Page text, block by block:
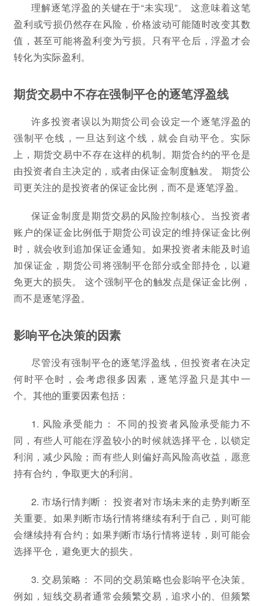
理解逐笔浮盈的关键在于“未实现”。 这意味着这笔
盈利或亏损仍然存在风险，价格波动可能随时改变其数
值，甚至可能将盈利变为亏损。只有平仓后，浮盈才会
转化为实际盈利。
期货交易中不存在强制平仓的逐笔浮盈线
许多投资者误以为期货公司会设定一个逐笔浮盈的
强制平仓线，一旦达到这个线，就会自动平仓。实际
上，期货交易中不存在这样的机制。期货合约的平仓是
由投资者自主决定的，或者由保证金制度触发。 期货公
司更关注的是投资者的保证金比例，而不是逐笔浮盈。
保证金制度是期货交易的风险控制核心。当投资者
账户的保证金比例低于期货公司设定的维持保证金比例
时，就会收到追加保证金通知。如果投资者未能及时追
加保证金，期货公司将强制平仓部分或全部持仓，以避
免更大的损失。 这个强制平仓的触发点是保证金比例，
而不是逐笔浮盈。
影响平仓决策的因素
尽管没有强制平仓的逐笔浮盈线，但投资者在决定
何时平仓时，会考虑很多因素，逐笔浮盈只是其中一
个。其他的重要因素包括：
1. 风险承受能力： 不同的投资者风险承受能力不
同，有些人可能在浮盈较小的时候就选择平仓，以锁定
利润，减少风险；而有些人则偏好高风险高收益，愿意
持有合约，争取更大的利润。
2. 市场行情判断： 投资者对市场未来的走势判断至
关重要。如果判断市场行情将继续有利于自己，则可能
会继续持有合约；如果判断市场行情将逆转，则可能会
选择平仓，避免更大的损失。
3. 交易策略： 不同的交易策略也会影响平仓决策。
例如，短线交易者通常会频繁交易，追求小的、但频繁